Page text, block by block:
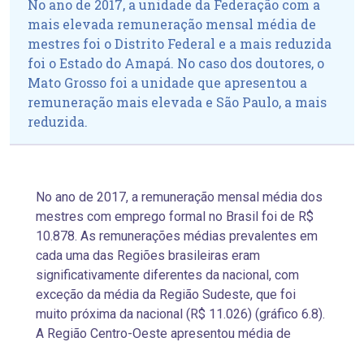
No ano de 2017, a unidade da Federação com a
mais elevada remuneração mensal média de
mestres foi o Distrito Federal e a mais reduzida
foi o Estado do Amapá. No caso dos doutores, o
Mato Grosso foi a unidade que apresentou a
remuneração mais elevada e São Paulo, a mais
reduzida.
No ano de 2017, a remuneração mensal média dos
mestres com emprego formal no Brasil foi de R$
10.878. As remunerações médias prevalentes em
cada uma das Regiões brasileiras eram
significativamente diferentes da nacional, com
exceção da média da Região Sudeste, que foi
muito próxima da nacional (R$ 11.026) (gráfico 6.8).
A Região Centro-Oeste apresentou média de